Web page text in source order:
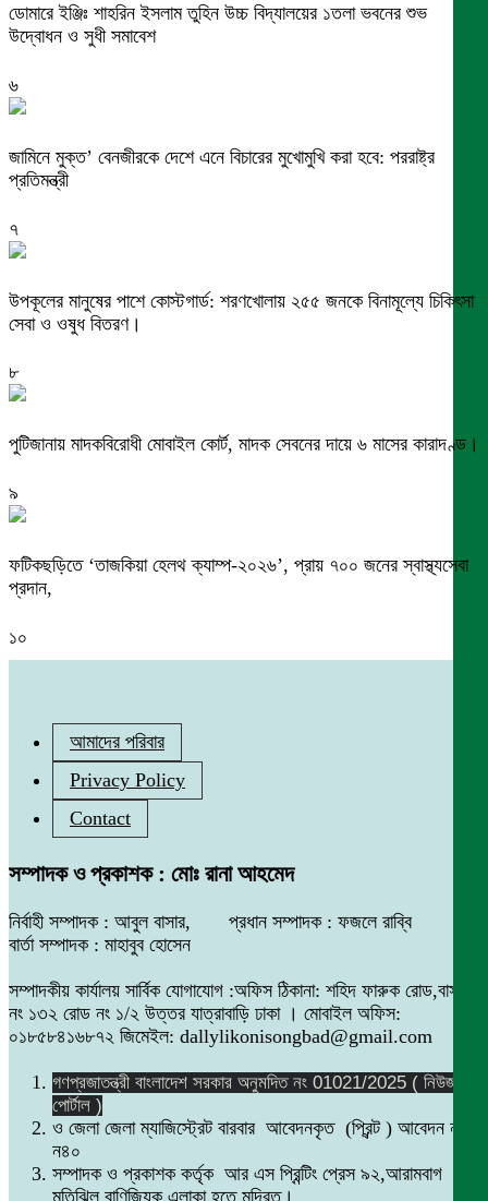
ডোমারে ইঞ্জিঃ শাহরিন ইসলাম তুহিন উচ্চ বিদ্যালয়ের ১তলা ভবনের শুভ
উদ্বোধন ও সুধী সমাবেশ
৬
জামিনে মুক্ত’ বেনজীরকে দেশে এনে বিচারের মুখোমুখি করা হবে: পররাষ্ট্র
প্রতিমন্ত্রী
৭
উপকূলের মানুষের পাশে কোস্টগার্ড: শরণখোলায় ২৫৫ জনকে বিনামূল্যে চিকিৎসা
সেবা ও ওষুধ বিতরণ।
৮
পুটিজানায় মাদকবিরোধী মোবাইল কোর্ট, মাদক সেবনের দায়ে ৬ মাসের কারাদণ্ড।
৯
ফটিকছড়িতে ‘তাজকিয়া হেলথ ক্যাম্প-২০২৬’, প্রায় ৭০০ জনের স্বাস্থ্যসেবা
প্রদান,
১০
আমাদের পরিবার
Privacy Policy
Contact
সম্পাদক ও প্রকাশক : মোঃ রানা আহমেদ
নির্বাহী সম্পাদক : আবুল বাসার, প্রধান সম্পাদক : ফজলে রাব্বি
বার্তা সম্পাদক : মাহাবুব হোসেন
সম্পাদকীয় কার্যালয় সার্বিক যোগাযোগ :অফিস ঠিকানা: শহিদ ফারুক রোড,বাসা
নং ১৩২ রোড নং ১/২ উত্তর যাত্রাবাড়ি ঢাকা । মোবাইল অফিস:
০১৮৫৮৪১৬৮৭২ জিমেইল: dallylikonisongbad@gmail.com
গণপ্রজাতন্ত্রী বাংলাদেশ সরকার অনুমদিত নং 01021/2025 ( নিউজ
পোর্টাল )
ও জেলা জেলা ম্যাজিস্ট্রেট বারবার আবেদনকৃত (প্রিন্ট ) আবেদন নং
ন৪০
সম্পাদক ও প্রকাশক কর্তৃক আর এস প্রিন্টিং প্রেস ৯২,আরামবাগ